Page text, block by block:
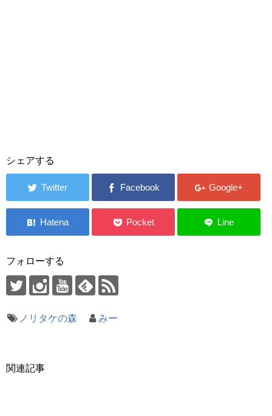
シェアする
フォローする
ノリタケの森 みー
関連記事